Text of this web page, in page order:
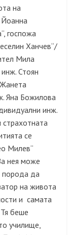
на
Йоанна
госпожа
Ханчев“/
Мила
Стоян
Яна Божилова
инж.
се
Милев“
нея може
порода да
на живота
и самата
беше
училище,